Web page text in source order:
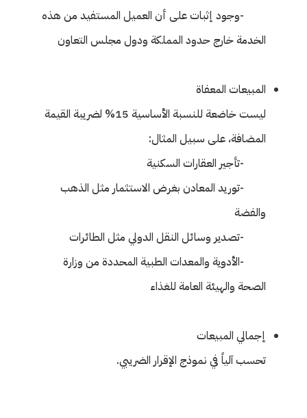
-وجود إثبات على أن العميل المستفيد من هذه
الخدمة خارج حدود المملكة ودول مجلس التعاون
المبيعات المعفاة
ليست خاضعة للنسبة الأساسية 15% لضريبة القيمة
المضافة، على سبيل المثال:
-تأجير العقارات السكنية
-توريد المعادن بغرض الاستثمار مثل الذهب
والفضة
-تصدير وسائل النقل الدولي مثل الطائرات
-الأدوية والمعدات الطبية المحددة من وزارة
الصحة والهيئة العامة للغذاء
إجمالي المبيعات
تحسب آلياً في نموذج الإقرار الضريبي.